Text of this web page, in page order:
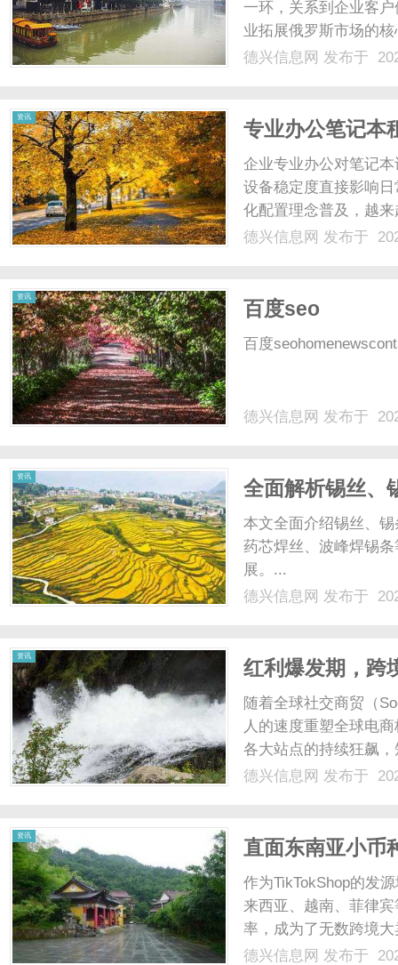
一环，关系到企业客
业拓展俄罗斯市场的
德兴信息网 发布于
资讯
专业办公笔记本
租赁服务
企业专业办公对笔记
设备稳定度直接影响
化配置理念普及，越
齐办公笔记本。...
德兴信息网 发布于
资讯
百度seo
百度
德兴信息网 发布于
资讯
全面解析锡丝、
优势
本文全面介绍锡丝、
药芯焊丝、波峰焊锡
展。...
德兴信息网 发布于
资讯
红利爆发期，跨
款渠道？
随着全球社交商贸（
人的速度重塑全球电
各大站点的持续狂飙
一条全新的万亿级赛
德兴信息网 发布于
资讯
直面东南亚小币
汇与税务合规难
作为TikTokShop的发
来西亚、越南、菲律
率，成为了无数跨境
力下，东南亚市场的
德兴信息网 发布于